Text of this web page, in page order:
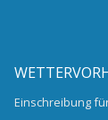
Einschreibung